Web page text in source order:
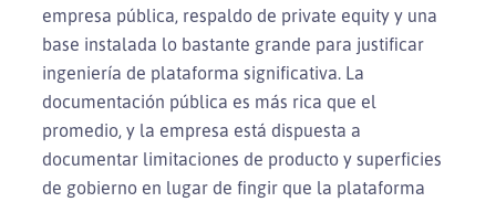
empresa pública, respaldo de private equity y una
base instalada lo bastante grande para justificar
ingeniería de plataforma significativa. La
documentación pública es más rica que el
promedio, y la empresa está dispuesta a
documentar limitaciones de producto y superficies
de gobierno en lugar de fingir que la plataforma